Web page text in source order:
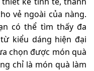
vẻ ngoài của nàng.
có thể tìm thấy đa
kiểu dáng hiện đại
chọn được món quà
chỉ là món quà làm